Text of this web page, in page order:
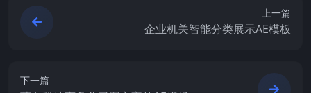
上一篇
企业机关智能分类展示AE模板
下一篇